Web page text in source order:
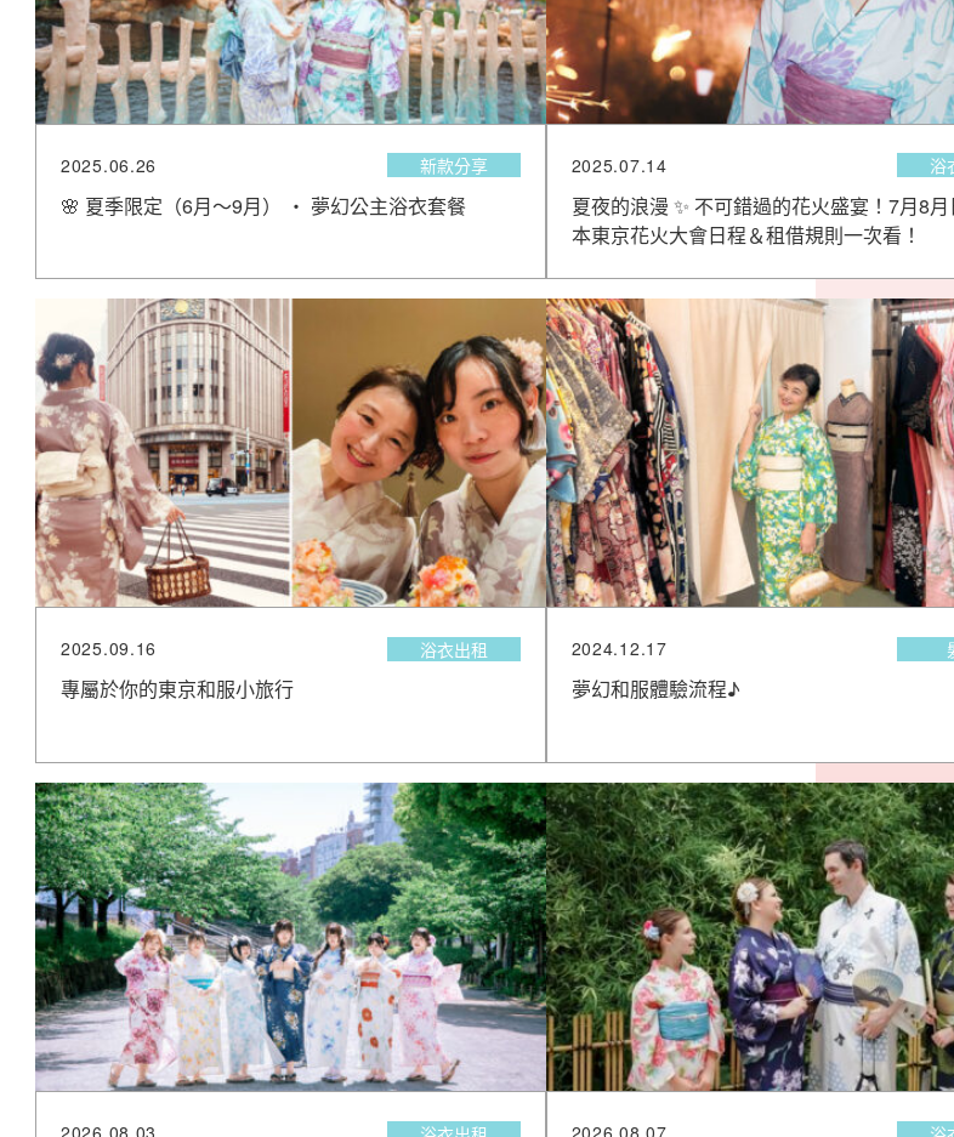
2025.06.26 新款分享
🌸 夏季限定（6月～9月） ‧ 夢幻公主浴衣套餐
2025.07.14 浴
夏夜的浪漫 ✨ 不可錯過的花火盛宴！7月8月
本東京花火大會日程＆租借規則一次看！
2025.09.16 浴衣出租
專屬於你的東京和服小旅行
2024.12.17
夢幻和服體驗流程♪